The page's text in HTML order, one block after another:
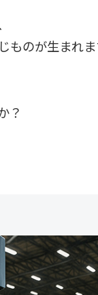
ものが生まれま
？